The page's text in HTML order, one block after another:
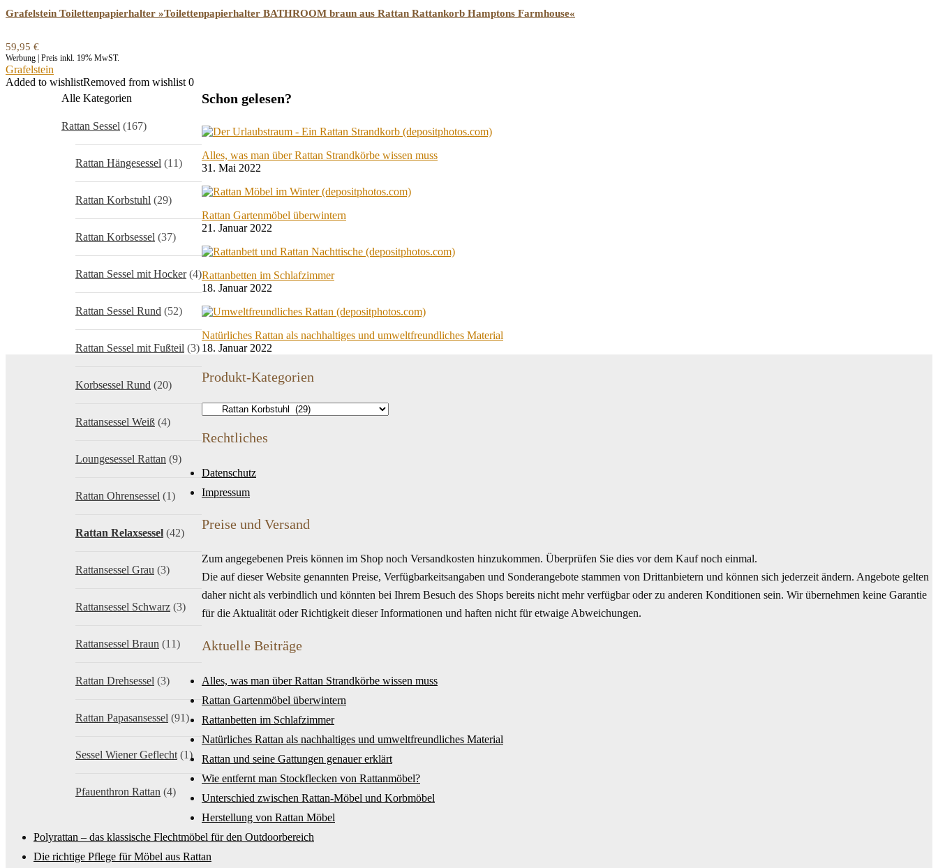
Grafelstein Toilettenpapierhalter »Toilettenpapierhalter BATHROOM braun aus Rattan Rattankorb Hamptons Farmhouse«
59,95 €
Werbung | Preis inkl. 19% MwST.
Grafelstein
Added to wishlistRemoved from wishlist 0
Alle Kategorien
Rattan Sessel (167)
Rattan Hängesessel (11)
Rattan Korbstuhl (29)
Rattan Korbsessel (37)
Rattan Sessel mit Hocker (4)
Rattan Sessel Rund (52)
Rattan Sessel mit Fußteil (3)
Korbsessel Rund (20)
Rattansessel Weiß (4)
Loungesessel Rattan (9)
Rattan Ohrensessel (1)
Rattan Relaxsessel (42)
Rattansessel Grau (3)
Rattansessel Schwarz (3)
Rattansessel Braun (11)
Rattan Drehsessel (3)
Rattan Papasansessel (91)
Sessel Wiener Geflecht (1)
Pfauenthron Rattan (4)
Schon gelesen?
Alles, was man über Rattan Strandkörbe wissen muss
31. Mai 2022
Rattan Gartenmöbel überwintern
21. Januar 2022
Rattanbetten im Schlafzimmer
18. Januar 2022
Natürliches Rattan als nachhaltiges und umweltfreundliches Material
18. Januar 2022
Produkt-Kategorien
Rechtliches
Datenschutz
Impressum
Preise und Versand
Zum angegebenen Preis können im Shop noch Versandkosten hinzukommen. Überprüfen Sie dies vor dem Kauf noch einmal.
Die auf dieser Website genannten Preise, Verfügbarkeitsangaben und Sonderangebote stammen von Drittanbietern und können sich jederzeit ändern. Angebote gelten
daher nicht als verbindlich und könnten bei Ihrem Besuch des Shops bereits nicht mehr verfügbar oder zu anderen Konditionen sein. Wir übernehmen keine Garantie
für die Aktualität oder Richtigkeit dieser Informationen und haften nicht für etwaige Abweichungen.
Aktuelle Beiträge
Alles, was man über Rattan Strandkörbe wissen muss
Rattan Gartenmöbel überwintern
Rattanbetten im Schlafzimmer
Natürliches Rattan als nachhaltiges und umweltfreundliches Material
Rattan und seine Gattungen genauer erklärt
Wie entfernt man Stockflecken von Rattanmöbel?
Unterschied zwischen Rattan-Möbel und Korbmöbel
Herstellung von Rattan Möbel
Polyrattan – das klassische Flechtmöbel für den Outdoorbereich
Die richtige Pflege für Möbel aus Rattan